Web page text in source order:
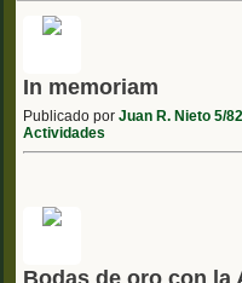
In memoriam
Publicado por Juan R. Nieto 5/82
Actividades
Bodas de oro con la